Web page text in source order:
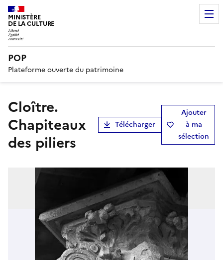
MINISTÈRE
DE LA CULTURE
POP
Plateforme ouverte du patrimoine
Cloître.
Chapiteaux
des piliers
Télécharger
Ajouter
à ma
sélection